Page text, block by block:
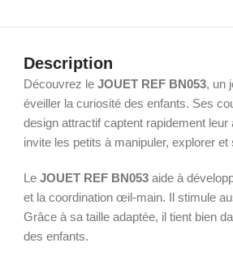
Description
Découvrez leJOUET REF BN053, un
éveiller la curiosité des enfants. Ses
design attractif captent rapidement leur
invite les petits à manipuler, explorer et
LeJOUET REF BN053 aide à
et la coordination œil-main. Il stimule
Grâce à sa taille adaptée, il tient bien
des enfants.